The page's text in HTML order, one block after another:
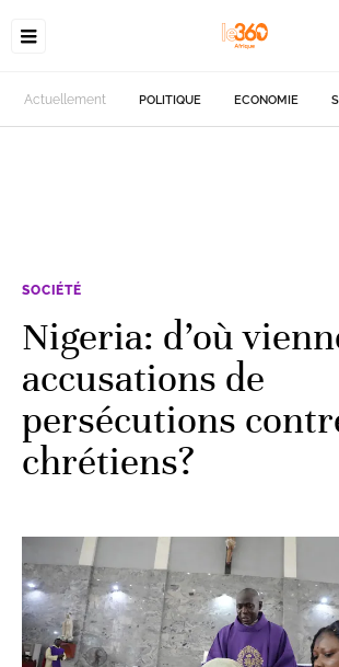
Actuellement POLITIQUE ECONOMIE
SOCIÉTÉ
Nigeria: d’où
accusations de
persécutions
chrétiens?